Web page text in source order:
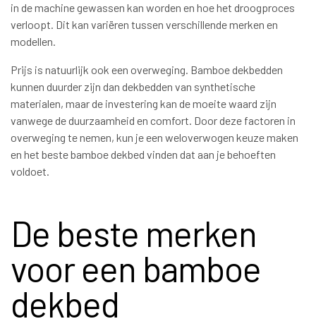
in de machine gewassen kan worden en hoe het droogproces
verloopt. Dit kan variëren tussen verschillende merken en
modellen.
Prijs is natuurlijk ook een overweging. Bamboe dekbedden
kunnen duurder zijn dan dekbedden van synthetische
materialen, maar de investering kan de moeite waard zijn
vanwege de duurzaamheid en comfort. Door deze factoren in
overweging te nemen, kun je een weloverwogen keuze maken
en het beste bamboe dekbed vinden dat aan je behoeften
voldoet.
De beste merken
voor een bamboe
dekbed